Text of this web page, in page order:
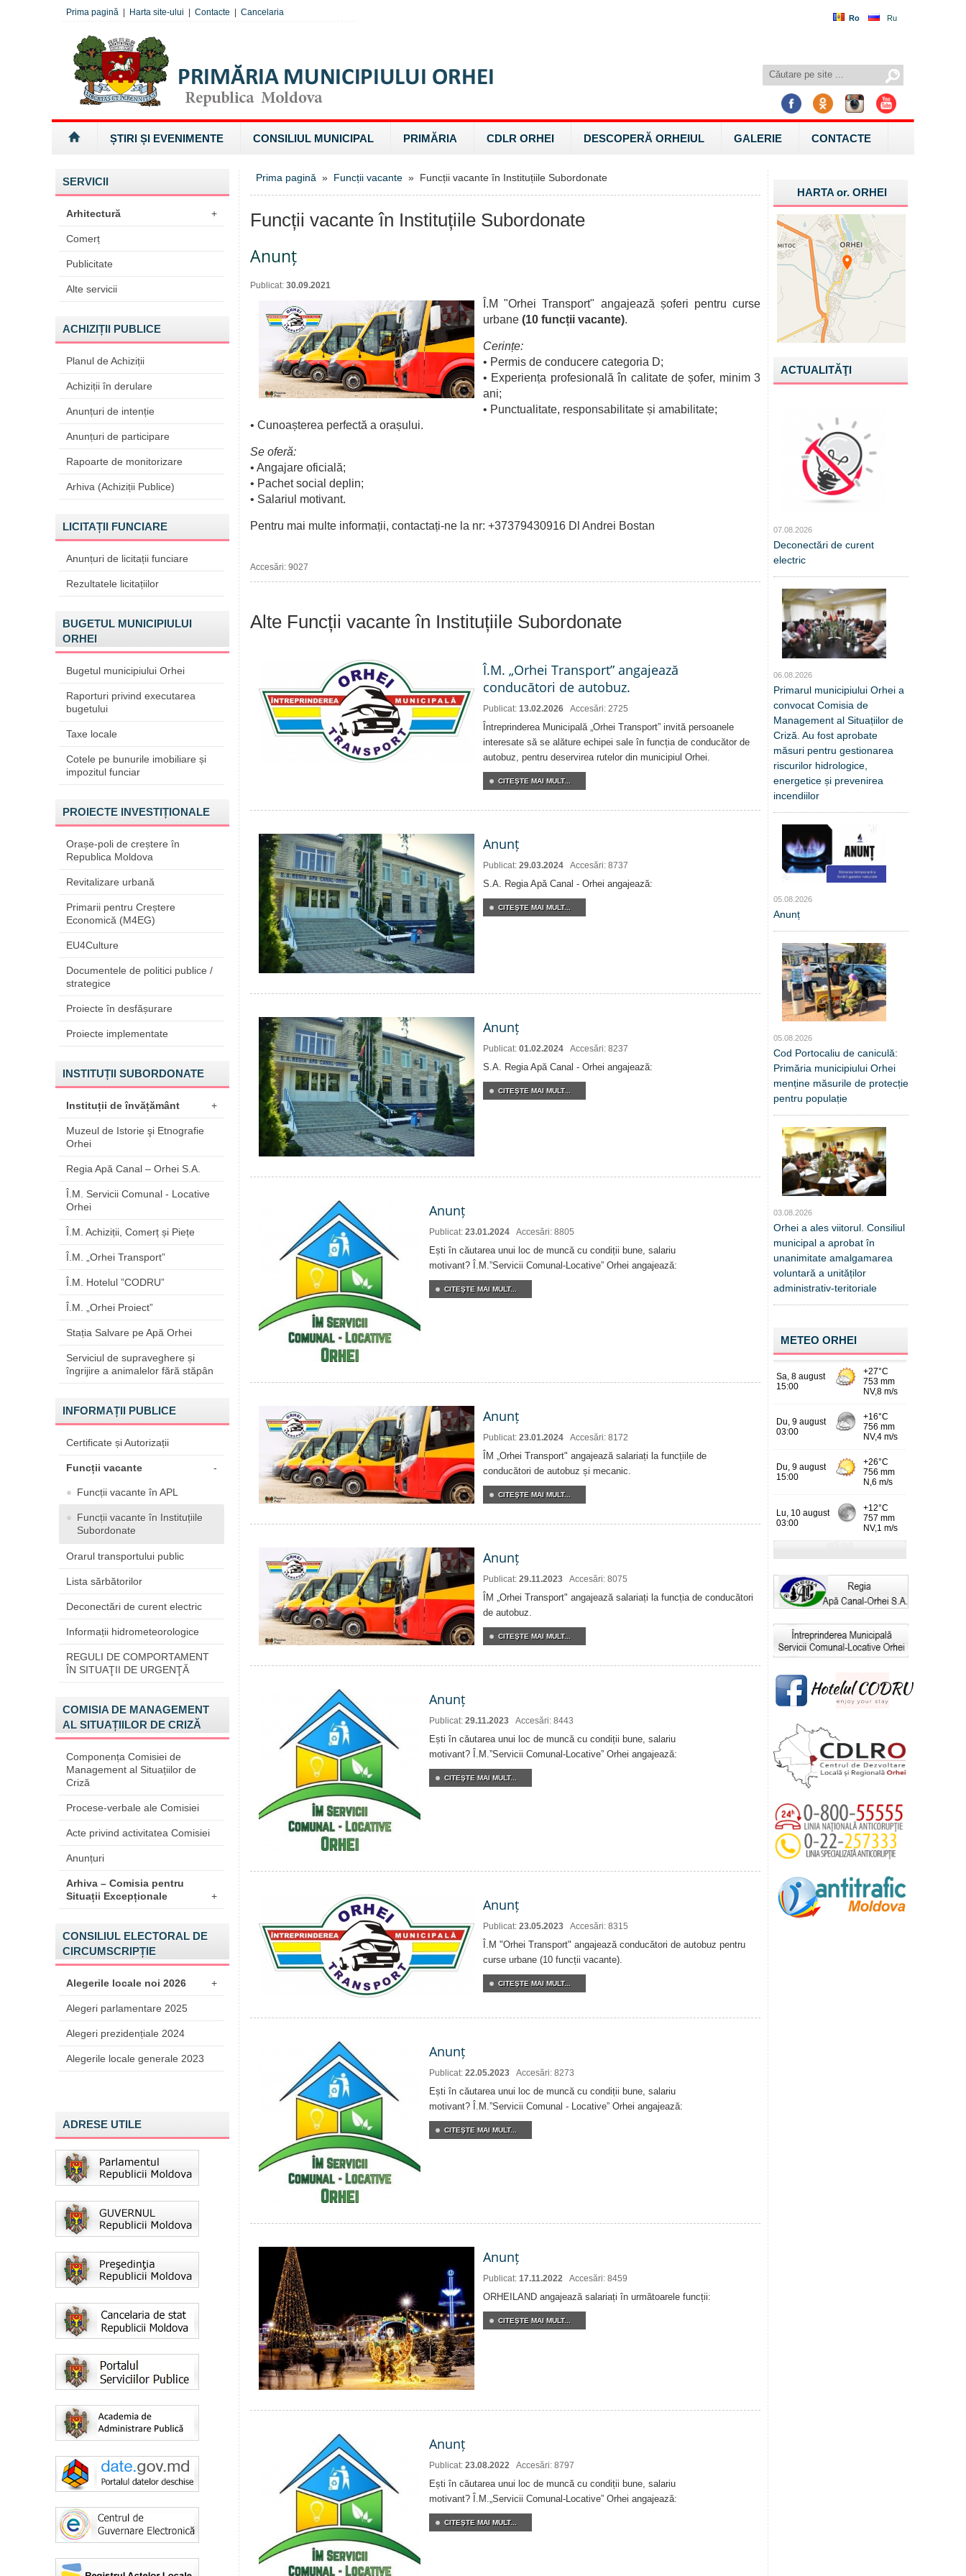
Ro Ru
Prima pagină Harta site-ului Contacte Cancelaria
ȘTIRI ȘI EVENIMENTE CONSILIUL MUNICIPAL PRIMĂRIA CDLR ORHEI DESCOPERĂ ORHEIUL GALERIE CONTACTE
SERVICII
Arhitectură +
Comerț
Publicitate
Alte servicii
ACHIZIȚII PUBLICE
Planul de Achiziții
Achiziții în derulare
Anunțuri de intenție
Anunțuri de participare
Rapoarte de monitorizare
Arhiva (Achiziții Publice)
LICITAȚII FUNCIARE
Anunțuri de licitații funciare
Rezultatele licitațiilor
BUGETUL MUNICIPIULUI
ORHEI
Bugetul municipiului Orhei
Raporturi privind executarea
bugetului
Taxe locale
Cotele pe bunurile imobiliare și
impozitul funciar
PROIECTE INVESTIȚIONALE
Orașe-poli de creștere în
Republica Moldova
Revitalizare urbană
Primarii pentru Creștere
Economică (M4EG)
EU4Culture
Documentele de politici publice /
strategice
Proiecte în desfășurare
Proiecte implementate
INSTITUȚII SUBORDONATE
Instituții de învățământ +
Muzeul de Istorie şi Etnografie
Orhei
Regia Apă Canal – Orhei S.A.
Î.M. Servicii Comunal - Locative
Orhei
Î.M. Achiziții, Comerț și Piețe
Î.M. „Orhei Transport”
Î.M. Hotelul ”CODRU”
Î.M. „Orhei Proiect”
Stația Salvare pe Apă Orhei
Serviciul de supraveghere și
îngrijire a animalelor fără stăpân
INFORMAȚII PUBLICE
Certificate și Autorizații
Funcții vacante -
Funcții vacante în APL
Funcții vacante în Instituțiile
Subordonate
Orarul transportului public
Lista sărbătorilor
Deconectări de curent electric
Informații hidrometeorologice
REGULI DE COMPORTAMENT
ÎN SITUAŢII DE URGENŢĂ
COMISIA DE MANAGEMENT
AL SITUAȚIILOR DE CRIZĂ
Componența Comisiei de
Management al Situațiilor de
Criză
Procese-verbale ale Comisiei
Acte privind activitatea Comisiei
Anunțuri
Arhiva – Comisia pentru
Situații Excepționale
+
CONSILIUL ELECTORAL DE
CIRCUMSCRIPȚIE
Alegerile locale noi 2026 +
Alegeri parlamentare 2025
Alegeri prezidențiale 2024
Alegerile locale generale 2023
ADRESE UTILE
Prima pagină » Funcții vacante » Funcții vacante în Instituțiile Subordonate
Funcții vacante în Instituțiile Subordonate
Anunț
Publicat: 30.09.2021
Î.M "Orhei Transport" angajează șoferi pentru curse
urbane (10 funcții vacante).
Cerințe:
• Permis de conducere categoria D;
• Experiența profesională în calitate de șofer, minim 3
ani;
• Punctualitate, responsabilitate și amabilitate;
• Cunoașterea perfectă a orașului.
Se oferă:
• Angajare oficială;
• Pachet social deplin;
• Salariul motivant.
Pentru mai multe informații, contactați-ne la nr: +37379430916 Dl Andrei Bostan
Accesări: 9027
Alte Funcții vacante în Instituțiile Subordonate
Î.M. „Orhei Transport” angajează
conducători de autobuz.
Publicat: 13.02.2026 Accesări: 2725
Întreprinderea Municipală „Orhei Transport” invită persoanele
interesate să se alăture echipei sale în funcția de conducător de
autobuz, pentru deservirea rutelor din municipiul Orhei.
CITEŞTE MAI MULT...
Anunț
Publicat: 29.03.2024 Accesări: 8737
S.A. Regia Apă Canal - Orhei angajează:
CITEŞTE MAI MULT...
Anunț
Publicat: 01.02.2024 Accesări: 8237
S.A. Regia Apă Canal - Orhei angajează:
CITEŞTE MAI MULT...
Anunț
Publicat: 23.01.2024 Accesări: 8805
Ești în căutarea unui loc de muncă cu condiții bune, salariu
motivant? Î.M.”Servicii Comunal-Locative” Orhei angajează:
CITEŞTE MAI MULT...
Anunț
Publicat: 23.01.2024 Accesări: 8172
ÎM „Orhei Transport" angajează salariați la funcțiile de
conducători de autobuz și mecanic.
CITEŞTE MAI MULT...
Anunț
Publicat: 29.11.2023 Accesări: 8075
ÎM „Orhei Transport" angajează salariați la funcția de conducători
de autobuz.
CITEŞTE MAI MULT...
Anunț
Publicat: 29.11.2023 Accesări: 8443
Ești în căutarea unui loc de muncă cu condiții bune, salariu
motivant? Î.M.”Servicii Comunal-Locative” Orhei angajează:
CITEŞTE MAI MULT...
Anunț
Publicat: 23.05.2023 Accesări: 8315
Î.M "Orhei Transport" angajează conducători de autobuz pentru
curse urbane (10 funcții vacante).
CITEŞTE MAI MULT...
Anunț
Publicat: 22.05.2023 Accesări: 8273
Ești în căutarea unui loc de muncă cu condiții bune, salariu
motivant? Î.M.”Servicii Comunal - Locative” Orhei angajează:
CITEŞTE MAI MULT...
Anunț
Publicat: 17.11.2022 Accesări: 8459
ORHEILAND angajează salariați în următoarele funcții:
CITEŞTE MAI MULT...
Anunț
Publicat: 23.08.2022 Accesări: 8797
Ești în căutarea unui loc de muncă cu condiții bune, salariu
motivant? Î.M.„Servicii Comunal-Locative” Orhei angajează:
CITEŞTE MAI MULT...
HARTA or.ORHEI
ACTUALITĂŢI
07.08.2026
Deconectări de curent
electric
06.08.2026
Primarul municipiului Orhei a
convocat Comisia de
Management al Situațiilor de
Criză. Au fost aprobate
măsuri pentru gestionarea
riscurilor hidrologice,
energetice și prevenirea
incendiilor
05.08.2026
Anunț
05.08.2026
Cod Portocaliu de caniculă:
Primăria municipiului Orhei
menține măsurile de protecție
pentru populație
03.08.2026
Orhei a ales viitorul. Consiliul
municipal a aprobat în
unanimitate amalgamarea
voluntară a unităților
administrativ-teritoriale
METEO ORHEI